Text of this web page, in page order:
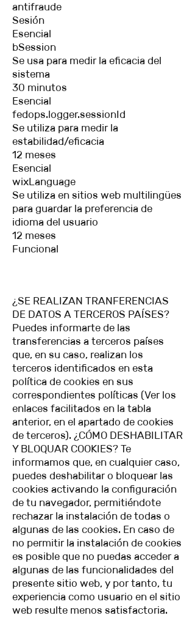
antifraude
Sesión
Esencial
bSession
Se usa para medir la eficacia del
sistema
30 minutos
Esencial
fedops.logger.sessionId
Se utiliza para medir la
estabilidad/eficacia
12 meses
Esencial
wixLanguage
Se utiliza en sitios web multilingües
para guardar la preferencia de
idioma del usuario
12 meses
Funcional
¿SE REALIZAN TRANFERENCIAS
DE DATOS A TERCEROS PAÍSES?
Puedes informarte de las
transferencias a terceros países
que, en su caso, realizan los
terceros identificados en esta
política de cookies en sus
correspondientes políticas (Ver los
enlaces facilitados en la tabla
anterior, en el apartado de cookies
de terceros). ¿CÓMO DESHABILITAR
Y BLOQUAR COOKIES? Te
informamos que, en cualquier caso,
puedes deshabilitar o bloquear las
cookies activando la configuración
de tu navegador, permitiéndote
rechazar la instalación de todas o
algunas de las cookies. En caso de
no permitir la instalación de cookies
es posible que no puedas acceder a
algunas de las funcionalidades del
presente sitio web, y por tanto, tu
experiencia como usuario en el sitio
web resulte menos satisfactoria.